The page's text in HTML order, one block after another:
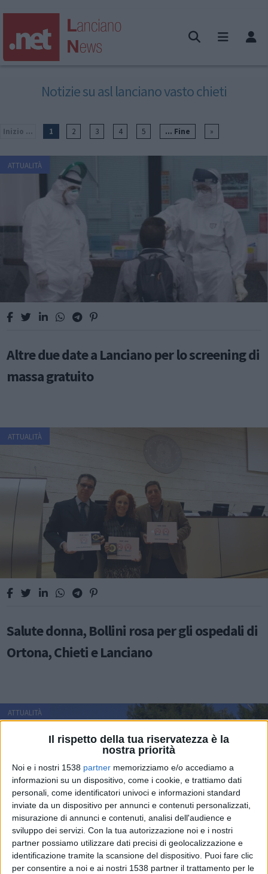
Il rispetto della tua riservatezza è la
nostra priorità
Noi e i nostri 1538 partner memorizziamo e/o accediamo a
informazioni su un dispositivo, come i cookie, e trattiamo dati
personali, come identificatori univoci e informazioni standard
inviate da un dispositivo per annunci e contenuti personalizzati,
misurazione di annunci e contenuti, analisi dell'audience e
sviluppo dei servizi. Con la tua autorizzazione noi e i nostri
partner possiamo utilizzare dati precisi di geolocalizzazione e
identificazione tramite la scansione del dispositivo. Puoi fare clic
per consentire a noi e ai nostri 1538 partner il trattamento per le
Notizie su asl lanciano vasto chieti
Inizio ... 1 2 3 4 5 ... Fine »
ATTUALITÀ
Altre due date a Lanciano per lo screening di
massa gratuito
ATTUALITÀ
Salute donna, Bollini rosa per gli ospedali di
Ortona, Chieti e Lanciano
ATTUALITÀ